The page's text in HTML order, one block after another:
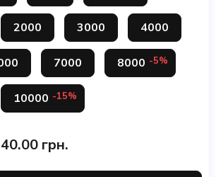
2000 3000 4000
7000 8000 -5%
10000 -15%
40.00 грн.